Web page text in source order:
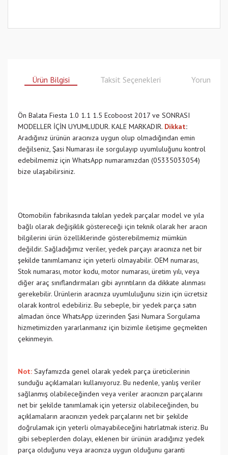
Ürün Bilgisi Taksit Seçenekleri Yorumlar
Ön Balata Fiesta 1.0 1.1 1.5 Ecoboost 2017 ve SONRASI
MODELLER İÇİN UYUMLUDUR. KALE MARKADIR. Dikkat:
Aradığınız ürünün aracınıza uygun olup olmadığından emin
değilseniz, Şasi Numarası ile sorgulayıp uyumluluğunu kontrol
edebilmemiz için WhatsApp numaramızdan (05335033054)
bize ulaşabilirsiniz.
Otomobilin fabrikasında takılan yedek parçalar model ve yıla
bağlı olarak değişiklik göstereceği için teknik olarak her aracın
bilgilerini ürün özelliklerinde gösterebilmemiz mümkün
değildir. Sağladığımız veriler, yedek parçayı aracınıza net bir
şekilde tanımlamanız için yeterli olmayabilir. OEM numarası,
Stok numarası, motor kodu, motor numarası, üretim yılı, veya
diğer araç sınıflandırmaları gibi ayrıntıların da dikkate alınması
gerekebilir. Ürünlerin aracınıza uyumluluğunu sizin için ücretsiz
olarak kontrol edebiliriz. Bu sebeple, bir yedek parça satın
almadan önce WhatsApp üzerinden Şasi Numara Sorgulama
hizmetimizden yararlanmanız için bizimle iletişime geçmekten
çekinmeyin.
Not: Sayfamızda genel olarak yedek parça üreticilerinin
sunduğu açıklamaları kullanıyoruz. Bu nedenle, yanlış veriler
sağlanmış olabileceğinden veya veriler aracınızın parçalarını
net bir şekilde tanımlamak için yetersiz olabileceğinden, bu
açıklamaların aracınızın yedek parçalarını net bir şekilde
doğrulamak için yeterli olmayabileceğini hatırlatmak isteriz. Bu
gibi sebeplerden dolayı, eklenen bir ürünün aradığınız yedek
parça olduğunu veya aracınıza uygun olduğunu garanti